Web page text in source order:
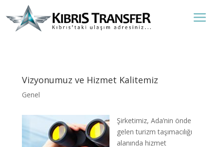
Vizyonumuz ve Hizmet Kalitemiz
Genel
Şirketimiz, Ada’nin önde
gelen turizm taşımacılığı
alanında hizmet